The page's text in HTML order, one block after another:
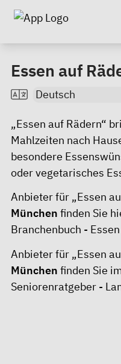
Essen auf
„Essen auf Rädern“
Mahlzeiten nach
besondere
oder vegetarisches
Anbieter für „Essen
München finden Sie
Branchenbuch -
Anbieter für „Essen
München finden Sie
Seniorenratgeber -